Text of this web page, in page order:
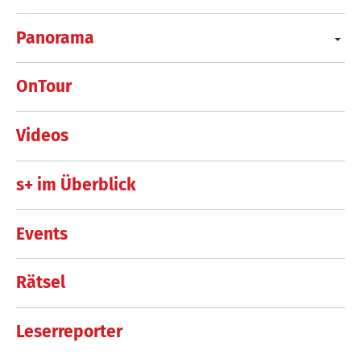
Panorama
OnTour
Videos
s+ im Überblick
Events
Rätsel
Leserreporter